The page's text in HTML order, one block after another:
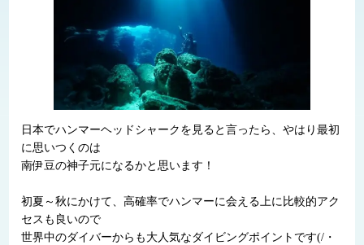
日本でハンマーヘッドシャークを見ると言ったら、やはり最初
に思いつくのは
南伊豆の神子元になるかと思います！
初夏～秋にかけて、高確率でハンマーに会える上に比較的アク
セスも良いので
世界中のダイバーからも大人気なダイビングポイントです(/・